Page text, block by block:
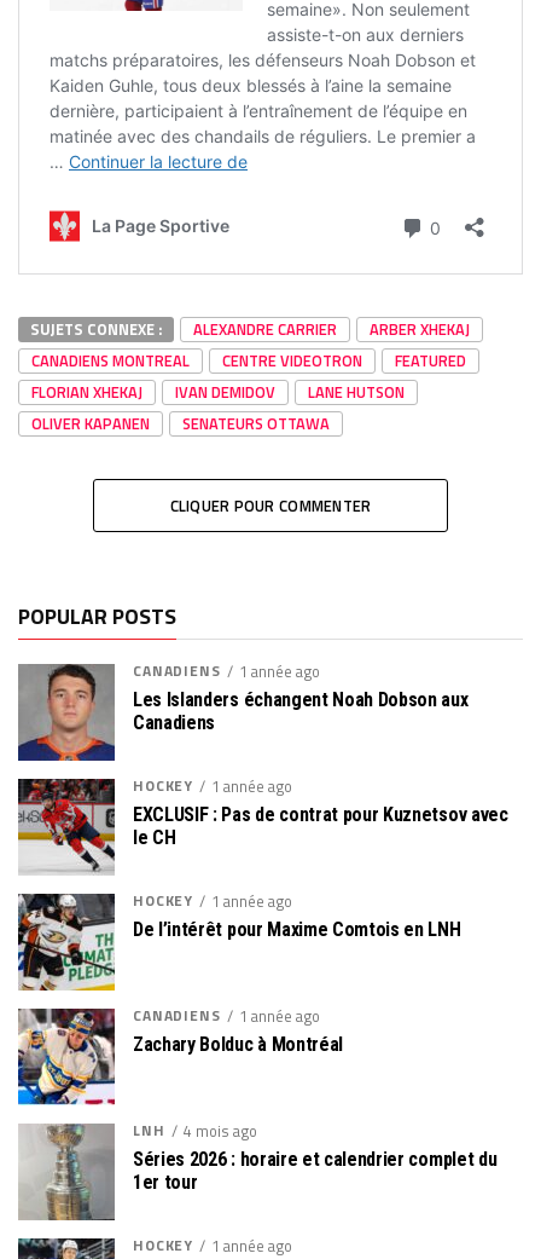
SUJETS CONNEXE : ALEXANDRE CARRIER
ARBER XHEKAJ
CANADIENS MONTREAL
CENTRE VIDEOTRON
FEATURED
FLORIAN XHEKAJ
IVAN DEMIDOV
LANE HUTSON
OLIVER KAPANEN
SENATEURS OTTAWA
CLIQUER POUR COMMENTER
POPULAR POSTS
CANADIENS 1 année ago
Les Islanders échangent Noah Dobson aux
Canadiens
HOCKEY 1 année ago
EXCLUSIF : Pas de contrat pour Kuznetsov avec
le CH
HOCKEY 1 année ago
De l’intérêt pour Maxime Comtois en LNH
CANADIENS 1 année ago
Zachary Bolduc à Montréal
LNH 4 mois ago
Séries 2026 : horaire et calendrier complet du
1er tour
HOCKEY 1 année ago